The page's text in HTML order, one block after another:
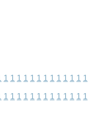
1 1 1 1 1 1 1 1 1 1 1 1 1
1 1 1 1 1 1 1 1 1 1 1 1 1